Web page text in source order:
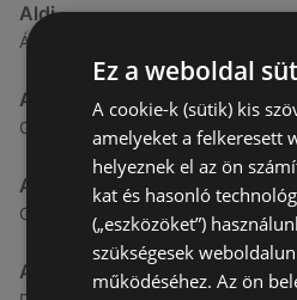
Aldi
Ágfalvi út 4/A., 9400 Sopron
Aldi
Gyár utca 2., 9400 Sopron
Aldi
Győri út 45., 9400 Sopron
Aldi
Ez a weboldal
A cookie-k (sütik) kis
amelyeket a felkeresett
helyeznek el az ön
kat és hasonló
(„eszközöket”)
szükségesek
működéséhez. Az ön